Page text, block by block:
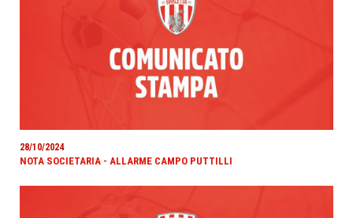
28/10/2024
NOTA SOCIETARIA - ALLARME CAMPO PUTTILLI